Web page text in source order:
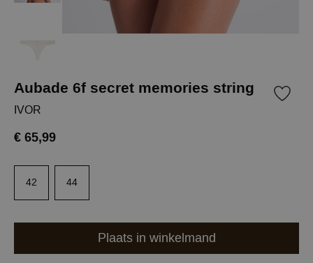
Aubade 6f secret memories string
IVOR
€ 65,99
42 44
Plaats in winkelmand